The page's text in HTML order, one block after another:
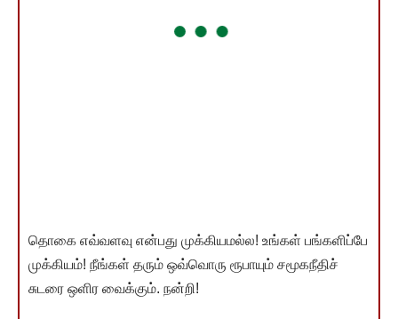
தொகை எவ்வளவு என்பது முக்கியமல்ல! உங்கள் பங்களிப்பே
முக்கியம்! நீங்கள் தரும் ஒவ்வொரு ரூபாயும் சமூகநீதிச்
சுடரை ஒளிர வைக்கும். நன்றி!